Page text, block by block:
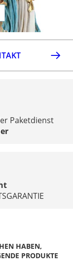
Paketdienst
HABEN,
PRODUKTE